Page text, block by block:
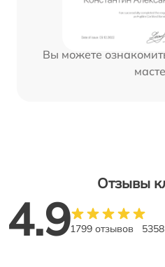
Вы можете
Отзывы
4.91799 отзывов